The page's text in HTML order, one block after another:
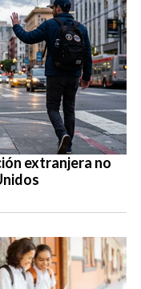
extranjera no